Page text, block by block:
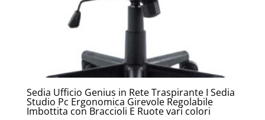
Sedia Ufficio Genius in Rete Traspirante I Sedia
Studio Pc Ergonomica Girevole Regolabile
Imbottita con Braccioli E Ruote vari colori